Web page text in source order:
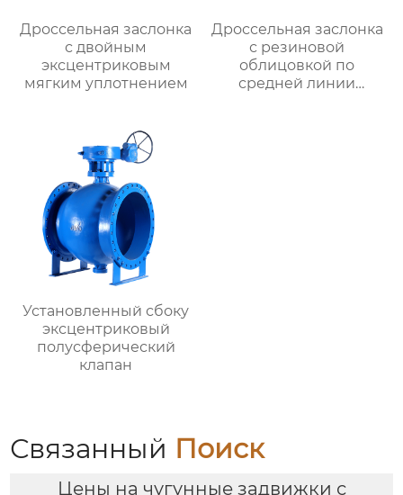
Дроссельная заслонка
с двойным
эксцентриковым
мягким уплотнением
Дроссельная заслонка
с резиновой
облицовкой по
средней линии
Установленный сбоку
эксцентриковый
полусферический
клапан
Связанный Поиск
Цены на чугунные задвижки с